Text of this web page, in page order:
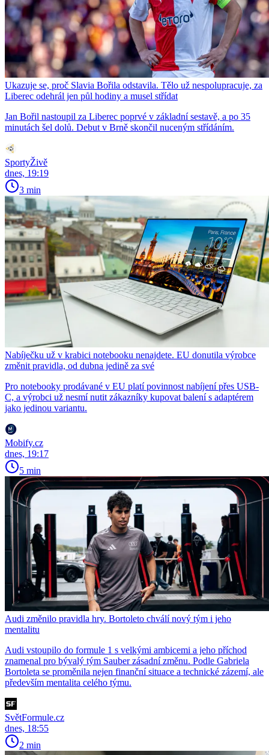
Ukazuje se, proč Slavia Bořila odstavila. Tělo už nespolupracuje, za
Liberec odehrál jen půl hodiny a musel střídat
Jan Bořil nastoupil za Liberec poprvé v základní sestavě, a po 35
minutách šel dolů. Debut v Brně skončil nuceným střídáním.
SportyŽivě
dnes, 19:19
3 min
Nabíječku už v krabici notebooku nenajdete. EU donutila výrobce
změnit pravidla, od dubna jedině za své
Pro notebooky prodávané v EU platí povinnost nabíjení přes USB-
C, a výrobci už nesmí nutit zákazníky kupovat balení s adaptérem
jako jedinou variantu.
Mobify.cz
dnes, 19:17
5 min
Audi změnilo pravidla hry. Bortoleto chválí nový tým i jeho
mentalitu
Audi vstoupilo do formule 1 s velkými ambicemi a jeho příchod
znamenal pro bývalý tým Sauber zásadní změnu. Podle Gabriela
Bortoleta se proměnila nejen finanční situace a technické zázemí, ale
především mentalita celého týmu.
SvětFormule.cz
dnes, 18:55
2 min